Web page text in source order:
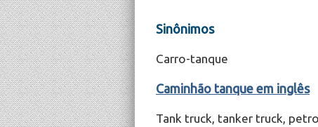
Sinônimos
Carro-tanque
Caminhão tanque em inglês
Tank truck, tanker truck,